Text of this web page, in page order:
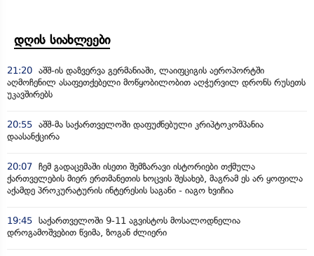
დღის სიახლეები
21:20 აშშ-ის დაზვერვა გერმანიაში, ლაიფციგის აეროპორტში
აღმოჩენილ ასაფეთქებელი მოწყობილობით აღჭურვილ დრონს რუსეთს
უკავშირებს
20:55 აშშ-მა საქართველოში დაფუძნებული კრიპტოკომპანია
დაასანქცირა
20:07 ჩემ გადაცემაში ისეთი შემზარავი ისტორიები თქმულა
ქართველების მიერ ერთმანეთის ხოცვის შესახებ, მაგრამ ეს არ ყოფილა
აქამდე პროკურატურის ინტერესის საგანი - იაგო ხვიჩია
19:45 საქართველოში 9-11 აგვისტოს მოსალოდნელია
დროგამოშვებით წვიმა, ზოგან ძლიერი